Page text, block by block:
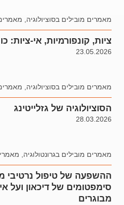
מאמרים מובילים בסוציולוגיה,
ציות, קונפורמיות, אי-ציות:
23.05.2026
מאמרים מובילים בסוציולוגיה,
הסוציולוגיה של גזלייטינג
28.03.2026
מאמרים מובילים בגרונטולוגיה,
ההשפעה של טיפול נרטיבי
סימפטומים של דיכאון ועל
מבוגרים